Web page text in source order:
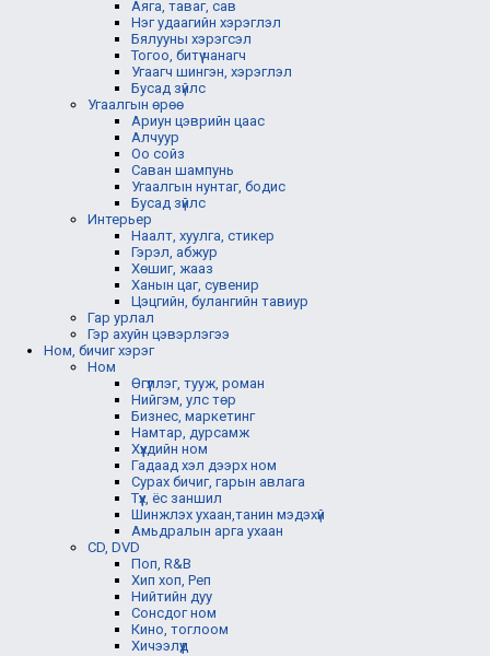
Аяга, таваг, сав
Нэг удаагийн хэрэглэл
Бялууны хэрэгсэл
Тогоо, битүү чанагч
Угаагч шингэн, хэрэглэл
Бусад зүйлс
Угаалгын өрөө
Ариун цэврийн цаас
Алчуур
Оо сойз
Саван шампунь
Угаалгын нунтаг, бодис
Бусад зүйлс
Интерьер
Наалт, хуулга, стикер
Гэрэл, абжур
Хөшиг, жааз
Ханын цаг, сувенир
Цэцгийн, булангийн тавиур
Гар урлал
Гэр ахуйн цэвэрлэгээ
Ном, бичиг хэрэг
Ном
Өгүүллэг, тууж, роман
Нийгэм, улс төр
Бизнес, маркетинг
Намтар, дурсамж
Хүүхдийн ном
Гадаад хэл дээрх ном
Сурах бичиг, гарын авлага
Түүх, ёс заншил
Шинжлэх ухаан,танин мэдэхүй
Амьдралын арга ухаан
CD, DVD
Поп, R&B
Хип хоп, Реп
Нийтийн дуу
Сонсдог ном
Кино, тоглоом
Хичээлүүд